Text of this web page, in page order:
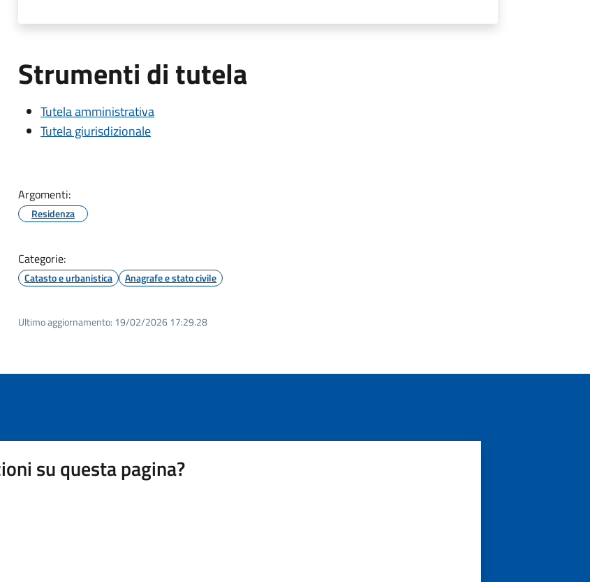
Strumenti di tutela
Tutela amministrativa
Tutela giurisdizionale
Argomenti:
Residenza
Categorie:
Catasto e urbanistica Anagrafe e stato civile
Ultimo aggiornamento: 19/02/2026 17:29.28
su questa pagina?